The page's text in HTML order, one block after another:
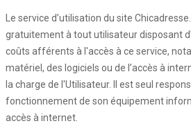
Le service d’utilisation du site
gratuitement à tout utilisateur disposant
coûts afférents à l'accès à ce service,
matériel, des logiciels ou de l’accès à
la charge de l'Utilisateur. Il est seul
fonctionnement de son équipement
accès à internet.